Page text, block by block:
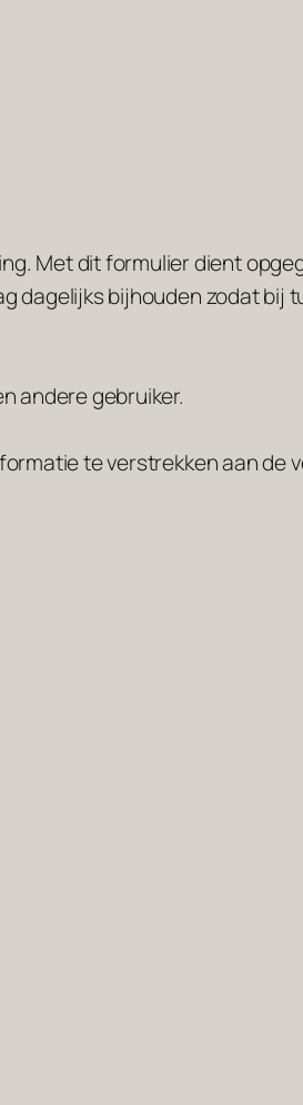
Met dit formulier dient
dagelijks bijhouden zodat
andere gebruiker.
te verstrekken aan de